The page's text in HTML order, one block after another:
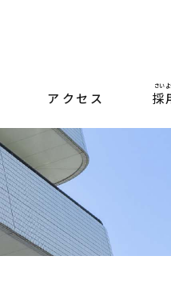
アクセス 採
さい